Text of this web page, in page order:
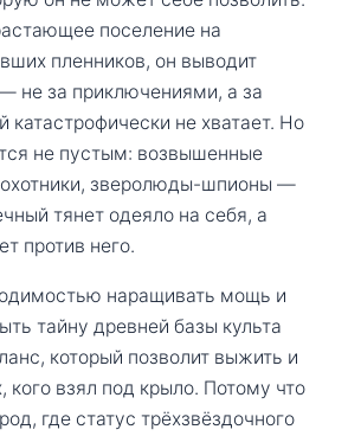
поселение на
пленников, он выводит
не за приключениями, а за
катастрофически не хватает. Но
не пустым: возвышенные
зверолюды-шпионы —
тянет одеяло на себя, а
против него.
наращивать мощь и
тайну древней базы культа
который позволит выжить и
кого взял под крыло. Потому что
где статус трёхзвёздочного